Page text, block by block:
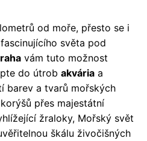
od moře, přesto se i
světa pod
vám tuto možnost
do útrob akvária a
barev a tvarů mořských
přes majestátní
žraloky, Mořský svět
škálu živočišných